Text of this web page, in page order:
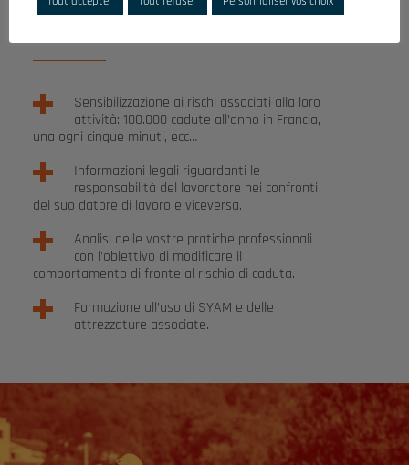
Sensibilizzazione ai rischi associati alla loro
attività: 100.000 cadute all’anno in Francia,
una ogni cinque minuti, ecc…
Informazioni legali riguardanti le
responsabilità del lavoratore nei confronti
del suo datore di lavoro e viceversa.
Analisi delle vostre pratiche professionali
con l’obiettivo di modificare il
comportamento di fronte al rischio di caduta.
Formazione all’uso di SYAM e delle
attrezzature associate.